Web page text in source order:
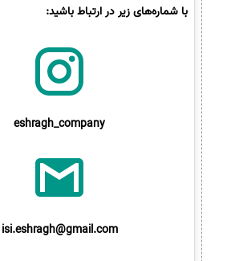
با شماره‌های زیر در ارتباط باشید:
eshragh_company
isi.eshragh@gmail.com